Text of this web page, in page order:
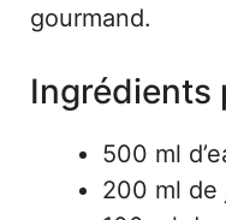
gourmand.
Ingrédients
500 ml
200 ml de